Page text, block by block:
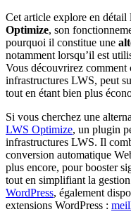
Cet article explore en détail
Optimize, son
pourquoi il constitue une
notamment lorsqu’il est
Vous découvrirez
infrastructures LWS, peut
tout en étant bien plus
Si vous cherchez une
LWS Optimize, un plugin
infrastructures LWS. Il
conversion automatique
plus encore, pour booster
tout en simplifiant la
WordPress, également
extensions WordPress :